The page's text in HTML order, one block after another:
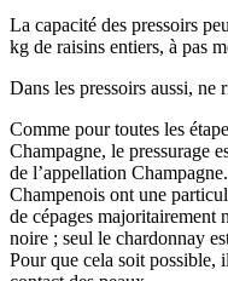
La capacité des pressoirs
kg de raisins entiers, à pas
Dans les pressoirs aussi, ne
Comme pour toutes les
Champagne, le pressurage
de l’appellation
Champenois ont une
de cépages majoritairement
noire ; seul le chardonnay
Pour que cela soit possible,